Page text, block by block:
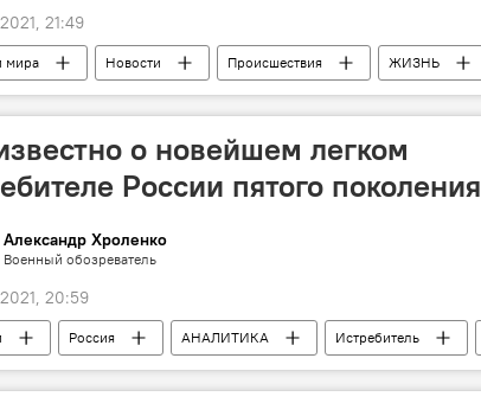
21:49
мира Новости Происшествия ЖИЗНЬ
Жертвы Австрия
о новейшем легком
России пятого поколения
Александр Хроленко
Военный обозреватель
20:59
Россия АНАЛИТИКА Истребитель